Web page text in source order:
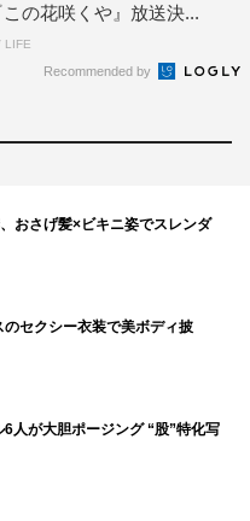
宏信、中野亮平（NHK
この花咲くや』放送決...
LIFE
Recommended by
おさげ髪×ビキニ姿でスレンダ
セクシー衣装で美ボディ披
人が大胆ポージング “股”特化写